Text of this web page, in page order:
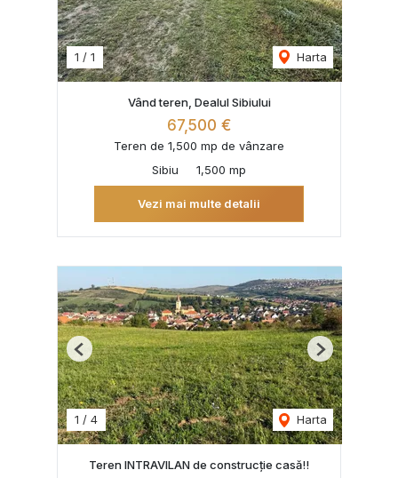
1 / 1 Harta
Vând teren, Dealul Sibiului
67,500 €
Teren de 1,500 mp de vânzare
Sibiu
1,500 mp
Vezi mai multe detalii
1 / 4 Harta
Previous Next
Teren INTRAVILAN de construcție casă!!